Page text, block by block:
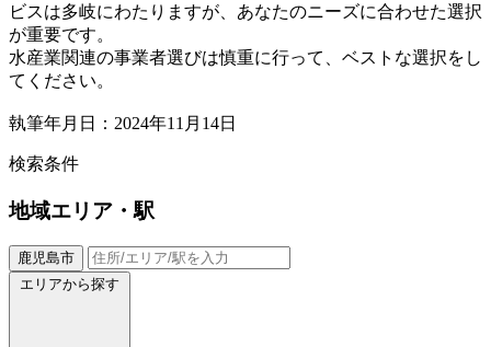
ビスは多岐にわたりますが、あなたのニーズに合わせた選択
が重要です。
水産業関連の事業者選びは慎重に行って、ベストな選択をし
てください。
執筆年月日：2024年11月14日
検索条件
地域エリア・駅
鹿児島市
エリアから探す